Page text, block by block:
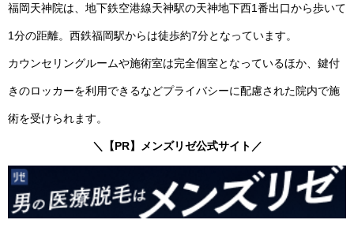
福岡天神院は、地下鉄空港線天神駅の天神地下西1番出口から歩いて
1分の距離。西鉄福岡駅からは徒歩約7分となっています。
カウンセリングルームや施術室は完全個室となっているほか、鍵付
きのロッカーを利用できるなどプライバシーに配慮された院内で施
術を受けられます。
＼【PR】メンズリゼ公式サイト／